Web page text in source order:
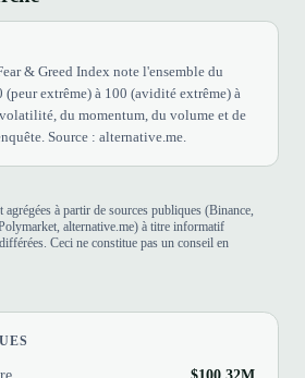
& Greed Index note l'ensemble du
(peur extrême) à 100 (avidité extrême) à
du momentum, du volume et de
Source : alternative.me.
agrégées à partir de sources publiques (Binance,
alternative.me) à titre informatif
Ceci ne constitue pas un conseil en
$100.32M